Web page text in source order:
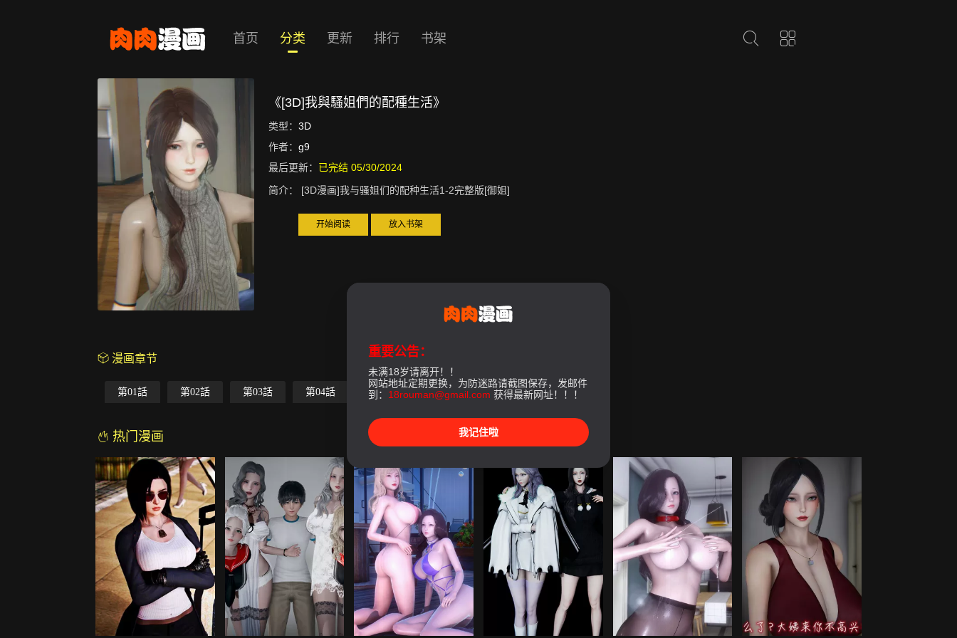
首页 分类 更新 排行 书架
《[3D]我與騷姐們的配種生活》
类型： 3D
作者： g9
最后更新： 已完结 05/30/2024
简介：
[3D漫画]我与骚姐们的配种生活1-2完整版[御姐]
开始阅读 放入书架
漫画章节
第01話 第02話 第03話 第04話 第05話 最終話
热门漫画
重要公告：
未满18岁请离开！！
网站地址定期更换，为防迷路请截图保存，发邮件
到： 18rouman@gmail.com 获得最新网址！！！
我记住啦